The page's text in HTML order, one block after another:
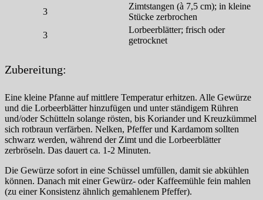
3
Zimtstangen (à 7,5 cm); in kleine
Stücke zerbrochen
3
Lorbeerblätter; frisch oder
getrocknet
Zubereitung:
Eine kleine Pfanne auf mittlere Temperatur erhitzen. Alle Gewürze
und die Lorbeerblätter hinzufügen und unter ständigem Rühren
und/oder Schütteln solange rösten, bis Koriander und Kreuzkümmel
sich rotbraun verfärben. Nelken, Pfeffer und Kardamom sollten
schwarz werden, während der Zimt und die Lorbeerblätter
zerbröseln. Das dauert ca. 1-2 Minuten.
Die Gewürze sofort in eine Schüssel umfüllen, damit sie abkühlen
können. Danach mit einer Gewürz- oder Kaffeemühle fein mahlen
(zu einer Konsistenz ähnlich gemahlenem Pfeffer).